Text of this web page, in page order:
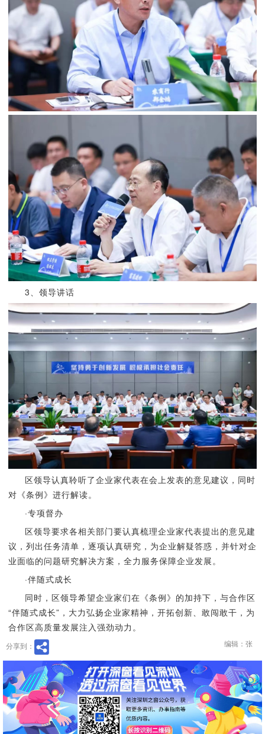
3、领导讲话
区领导认真聆听了企业家代表在会上发表的意见建议，同时
对《条例》进行解读。
·专项督办
区领导要求各相关部门要认真梳理企业家代表提出的意见建
议，列出任务清单，逐项认真研究，为企业解疑答惑，并针对企
业面临的问题研究解决方案，全力服务保障企业发展。
·伴随式成长
同时，区领导希望企业家们在《条例》的加持下，与合作区
“伴随式成长”，大力弘扬企业家精神，开拓创新、敢闯敢干，为
合作区高质量发展注入强劲动力。
分享到： 编辑：张